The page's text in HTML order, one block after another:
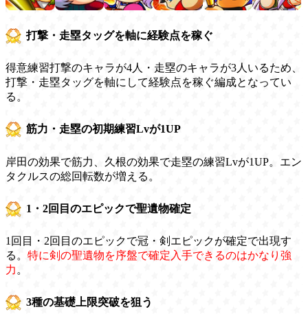
打撃・走塁タッグを軸に経験点を稼ぐ
得意練習打撃のキャラが4人・走塁のキャラが3人いるため、
打撃・走塁タッグを軸にして経験点を稼ぐ編成となってい
る。
筋力・走塁の初期練習Lvが1UP
岸田の効果で筋力、久根の効果で走塁の練習Lvが1UP。エン
タクルスの総回転数が増える。
1・2回目のエピックで聖遺物確定
1回目・2回目のエピックで冠・剣エピックが確定で出現す
る。 特に剣の聖遺物を序盤で確定入手できるのはかなり強
力 。
3種の基礎上限突破を狙う